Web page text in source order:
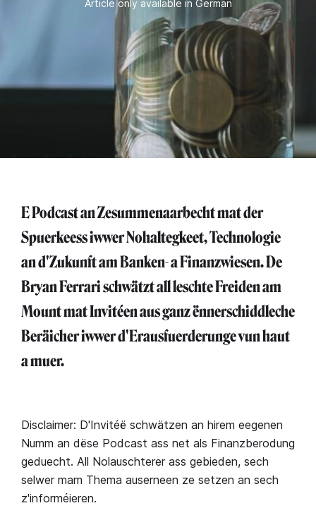
Article only available in German
E Podcast an Zesummenaarbecht mat der
Spuerkeess iwwer Nohaltegkeet, Technologie
an d'Zukunft am Banken- a Finanzwiesen. De
Bryan Ferrari schwätzt all leschte Freiden am
Mount mat Invitéen aus ganz ënnerschiddleche
Beräicher iwwer d'Erausfuerderunge vun haut
a muer.⁣
Disclaimer: D'Invitéë schwätzen an hirem eegenen
Numm an dëse Podcast ass net als Finanzberodung
geduecht. All Nolauschterer ass gebieden, sech
selwer mam Thema auserneen ze setzen an sech
z'informéieren.